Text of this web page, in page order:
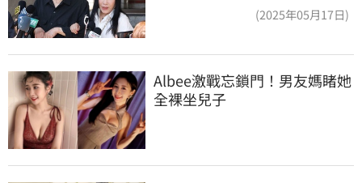
(2025年05月17日)
Albee激戰忘鎖門！男友媽睹她
全裸坐兒子